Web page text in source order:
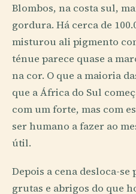
Blombos, na costa sul,
gordura. Há cerca de
misturou ali pigmento
ténue parece quase a
na cor. O que a maioria
que a África do Sul
com um forte, mas com
ser humano a fazer ao
útil.
Depois a cena desloca-
grutas e abrigos do que